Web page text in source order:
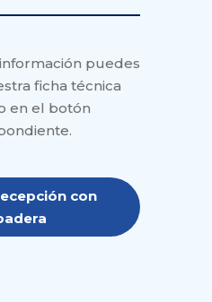
puedes
ficha técnica
en el botón
con